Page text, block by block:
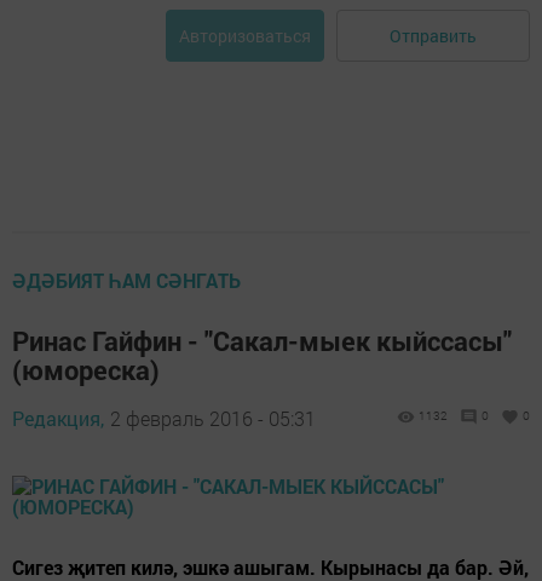
Авторизоваться Отправить
ӘДӘБИЯТ ҺАМ СӘНГАТЬ
Ринас Гайфин - "Сакал-мыек кыйссасы"
(юмореска)
Редакция, 2 февраль 2016 - 05:31 1132 0 0
Сигез җитеп килә, эшкә ашыгам. Кырынасы да бар. Әй,